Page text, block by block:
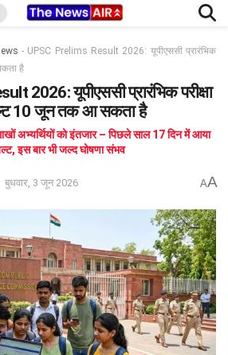
- UPSC Prelims Result 2026: यूपीएससी प्रारंभिक
है
2026: यूपीएससी प्रारंभिक परीक्षा
10 जून तक आ सकता है
अभ्यर्थियों को इंतजार – पिछले साल 17 दिन में आया
इस बार भी जल्द घोषणा संभव
बुधवार, 3 जून 2026 AA